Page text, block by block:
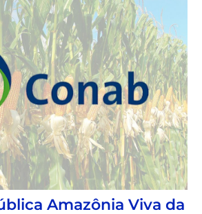
Amazônia Viva da